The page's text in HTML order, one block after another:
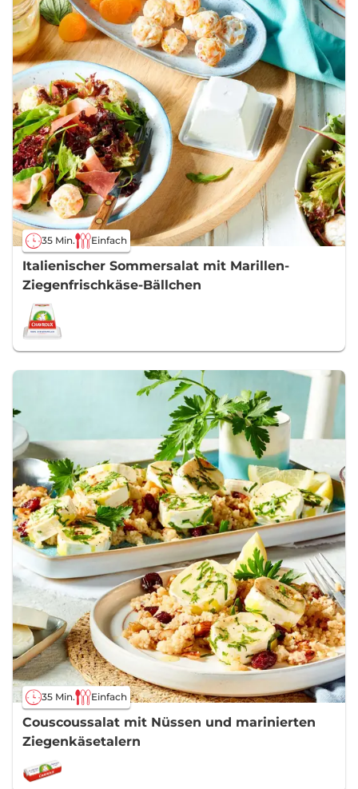
35 Min. Einfach
Italienischer Sommersalat mit Marillen-
Ziegenfrischkäse-Bällchen
35 Min. Einfach
Couscoussalat mit Nüssen und marinierten
Ziegenkäsetalern